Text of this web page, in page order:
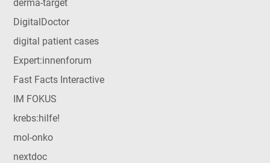
derma-target
DigitalDoctor
digital patient cases
Expert:innenforum
Fast Facts Interactive
IM FOKUS
krebs:hilfe!
mol-onko
nextdoc